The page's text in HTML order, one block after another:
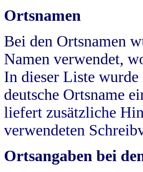
Ortsnamen
Bei den Ortsnamen
Namen verwendet,
In dieser Liste
deutsche Ortsname
liefert zusätzliche
verwendeten
Ortsangaben bei